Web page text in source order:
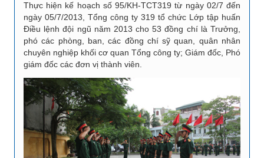
Thực hiện kế hoạch số 95/KH-TCT319 từ ngày 02/7 đến
ngày 05/7/2013, Tổng công ty 319 tổ chức Lớp tập huấn
Điều lệnh đội ngũ năm 2013 cho 53 đồng chí là Trưởng,
phó các phòng, ban, các đồng chí sỹ quan, quân nhân
chuyên nghiệp khối cơ quan Tổng công ty; Giám đốc, Phó
giám đốc các đơn vị thành viên.